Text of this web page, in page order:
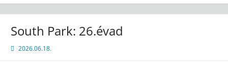
South Park: 26.évad
2026.06.18.